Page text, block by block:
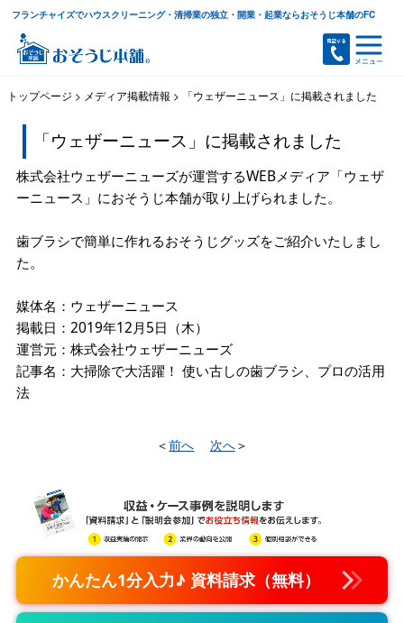
フランチャイズでハウスクリーニング・清掃業の独立・開業・起業ならおそうじ本舗のFC
トップページ > メディア掲載情報 > 「ウェザーニュース」に掲載されました
「ウェザーニュース」に掲載されました
株式会社ウェザーニューズが運営するWEBメディア「ウェザ
ーニュース」におそうじ本舗が取り上げられました。
歯ブラシで簡単に作れるおそうじグッズをご紹介いたしまし
た。
媒体名：ウェザーニュース
掲載日：2019年12月5日（木）
運営元：株式会社ウェザーニューズ
記事名：大掃除で大活躍！ 使い古しの歯ブラシ、プロの活用
法
＜前へ 次へ＞
かんたん1分入力♪ 資料請求（無料）